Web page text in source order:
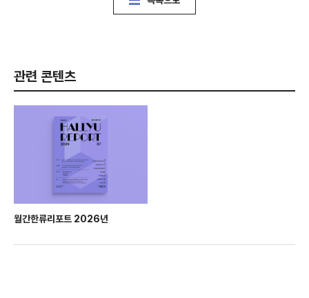
관련 콘텐츠
월간한류리포트 2026년